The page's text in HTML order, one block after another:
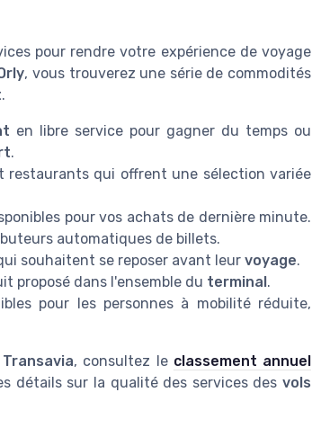
pour rendre votre expérience de voyage
, vous trouverez une série de commodités
.
en libre service pour gagner du temps ou
.
restaurants qui offrent une sélection variée
pour vos achats de dernière minute.
automatiques de billets.
souhaitent se reposer avant leur voyage.
proposé dans l'ensemble du terminal.
pour les personnes à mobilité réduite,
Transavia, consultez le classement annuel
détails sur la qualité des services desvols